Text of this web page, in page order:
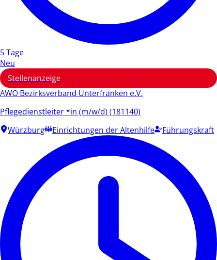
5 Tage
Neu
Stellenanzeige
AWO Bezirksverband Unterfranken e.V.
Pflegedienstleiter *in (m/w/d) (181140)
Würzburg
Einrichtungen der Altenhilfe Führungskraft